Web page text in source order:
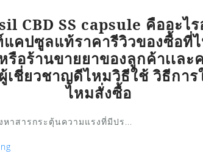
CBD SS capsule คืออะไร
คปซูลแท้ราคารีวิวของซื้อที่
รือร้านขายยาของลูกค้าเเละ
เชี่ยวชาญดีไหมวิธีใช้ วิธีการ
ไหมสั่งซื้อ
าสารกระตุ้นความแรงที่มีปร...